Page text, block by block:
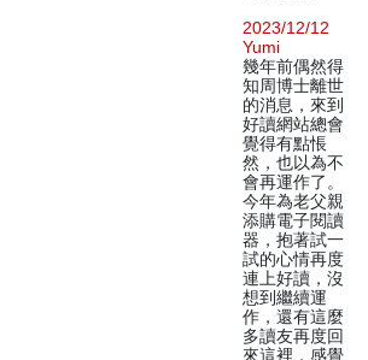
2023/12/12
Yumi
幾年前偶然得
知周博士離世
的消息，來到
好讀網站總會
覺得有點悵
然，也以為不
會再運作了。
今年為老父親
添購電子閱讀
器，抱著試一
試的心情再度
連上好讀，沒
想到繼續運
作，還有這麼
多讀友再度回
來這裡，感覺